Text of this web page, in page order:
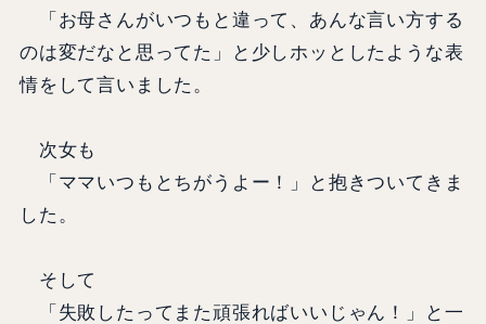
「お母さんがいつもと違って、あんな言い方する
のは変だなと思ってた」と少しホッとしたような表
情をして言いました。
次女も
「ママいつもとちがうよー！」と抱きついてきま
した。
そして
「失敗したってまた頑張ればいいじゃん！」と一